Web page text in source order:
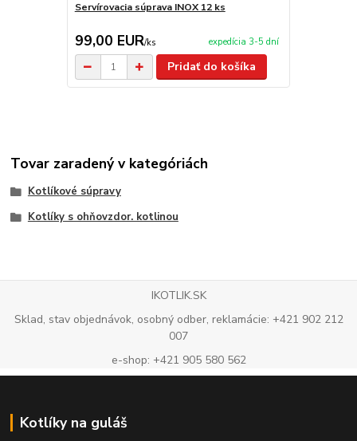
Servírovacia súprava INOX 12 ks
99,00 EUR/ks expedícia 3-5 dní
Pridať do košíka
Tovar zaradený v kategóriách
Kotlíkové súpravy
Kotlíky s ohňovzdor. kotlinou
IKOTLIK.SK
Sklad, stav objednávok, osobný odber, reklamácie: +421 902 212
007
e-shop: +421 905 580 562
Kotlíky na guláš